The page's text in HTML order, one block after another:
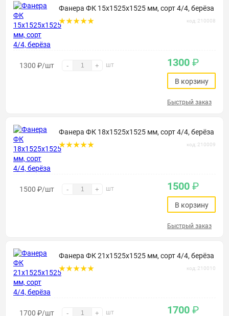
Фанера ФК 15х1525х1525 мм, сорт 4/4, берёза
код: 210008
1300 ₽/шт - + шт 1300 ₽
В корзину
Быстрый заказ
Фанера ФК 18х1525х1525 мм, сорт 4/4, берёза
код: 210009
1500 ₽/шт - + шт 1500 ₽
В корзину
Быстрый заказ
Фанера ФК 21х1525х1525 мм, сорт 4/4, берёза
код: 210010
1700 ₽/шт - + шт 1700 ₽